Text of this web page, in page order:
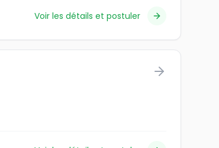
Voir les détails et postuler